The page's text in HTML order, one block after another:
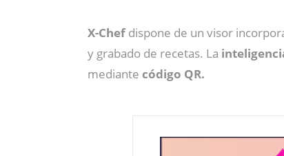
X-Chef dispone de un visor
y grabado de recetas. La
mediante código QR.